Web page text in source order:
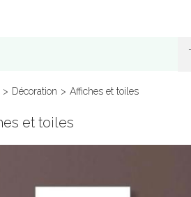
> Décoration > Affiches et toiles
et toiles